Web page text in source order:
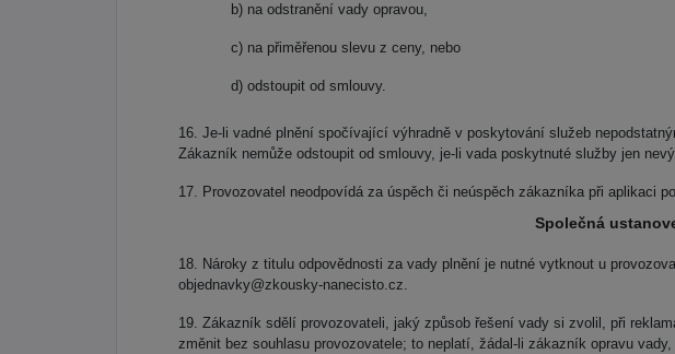
b) na odstranění vady opravou,
c) na přiměřenou slevu z ceny, nebo
d) odstoupit od smlouvy.
Je-li vadné plnění spočívající výhradně v poskytování služeb
Zákazník nemůže odstoupit od smlouvy, je-li vada poskytnuté služby jen
Provozovatel neodpovídá za úspěch či neúspěch zákazníka při aplikaci
Společná
Nároky z titulu odpovědnosti za vady plnění je nutné vytknout u
objednavky@zkousky-nanecisto.cz.
Zákazník sdělí provozovateli, jaký způsob řešení vady si zvolil, při
změnit bez souhlasu provozovatele; to neplatí, žádal-li zákazník opravu